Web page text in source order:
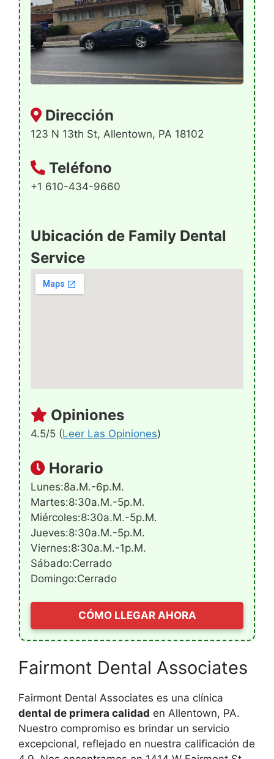
Dirección
123 N 13th St, Allentown, PA 18102
Teléfono
+1 610-434-9660
Ubicación de Family Dental
Service
Opiniones
4.5/5 (Leer Las Opiniones)
Horario
Lunes:8a.m.-6p.m.
Martes:8:30a.m.-5p.m.
Miércoles:8:30a.m.-5p.m.
Jueves:8:30a.m.-5p.m.
Viernes:8:30a.m.-1p.m.
Sábado:Cerrado
Domingo:Cerrado
CÓMO LLEGAR AHORA
Fairmont Dental Associates
Fairmont Dental Associates es una clínica
dental de primera calidad en Allentown, PA.
Nuestro compromiso es brindar un servicio
excepcional, reflejado en nuestra calificación de